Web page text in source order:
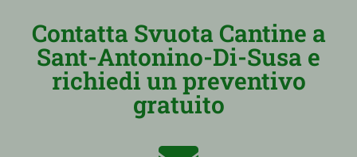
Contatta Svuota Cantine a
Sant-Antonino-Di-Susa e
richiedi un preventivo
gratuito